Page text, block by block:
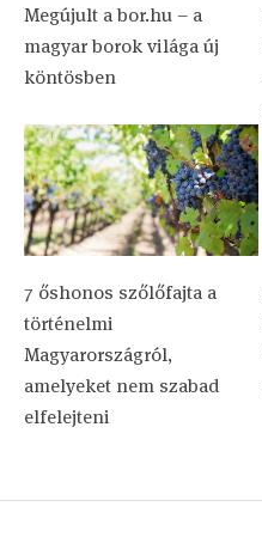
Megújult a bor.hu – a
magyar borok világa új
köntösben
7 őshonos szőlőfajta a
történelmi
Magyarországról,
amelyeket nem szabad
elfelejteni